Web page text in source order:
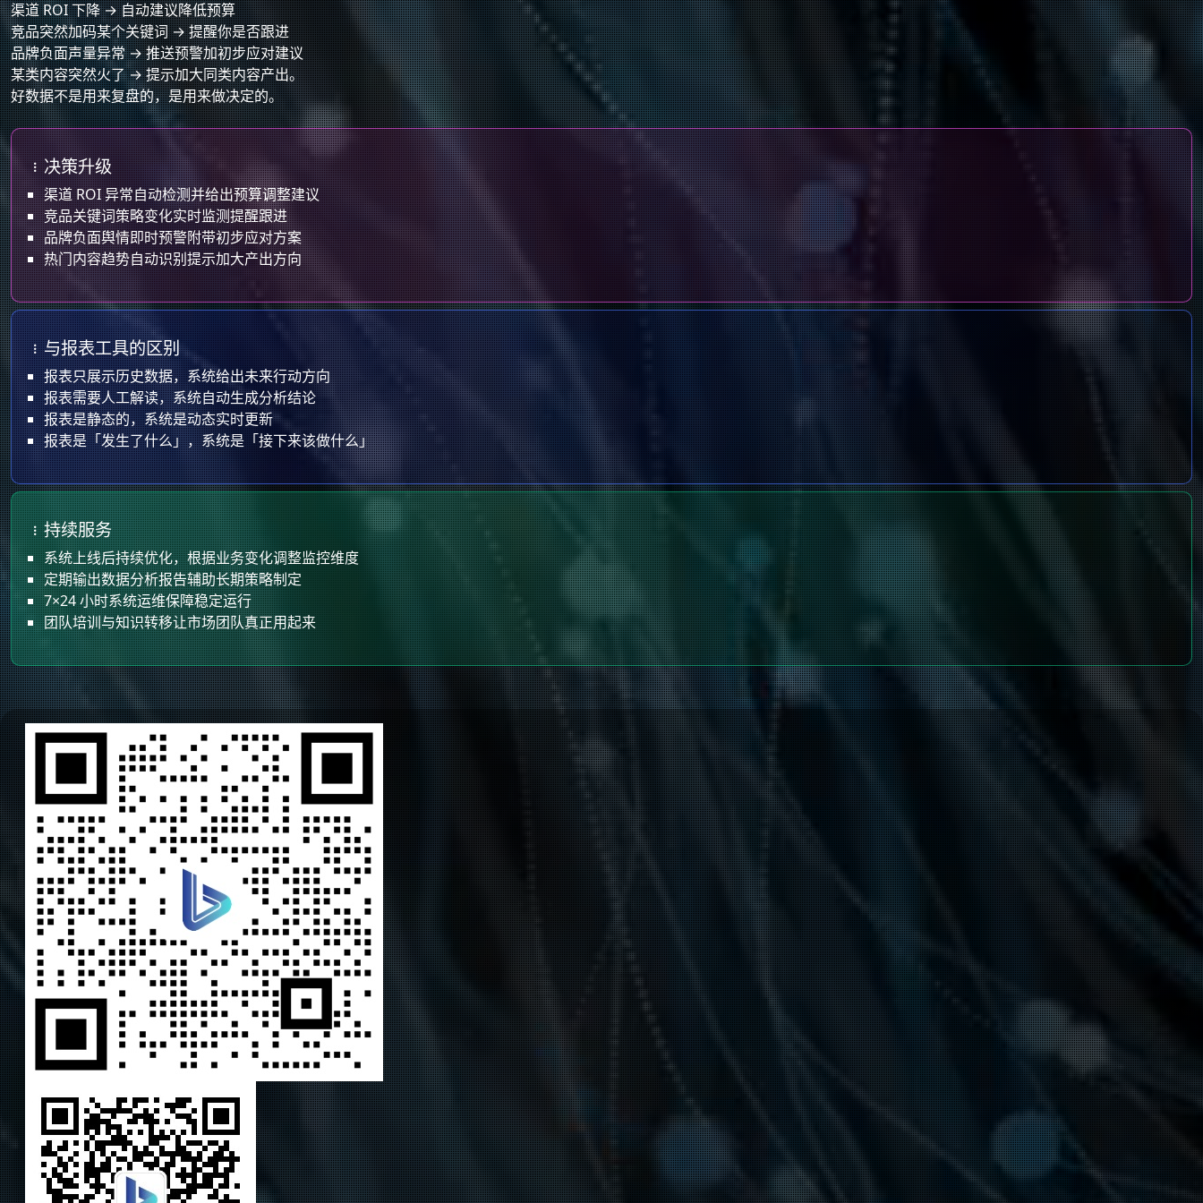
渠道 ROI 下降 → 自动建议降低预算
竞品突然加码某个关键词 → 提醒你是否跟进
品牌负面声量异常 → 推送预警加初步应对建议
某类内容突然火了 → 提示加大同类内容产出。
好数据不是用来复盘的，是用来做决定的。
决策引擎详情
决策升级
渠道 ROI 异常自动检测并给出预算调整建议
竞品关键词策略变化实时监测提醒跟进
品牌负面舆情即时预警附带初步应对方案
热门内容趋势自动识别提示加大产出方向
与报表工具的区别
报表只展示历史数据，系统给出未来行动方向
报表需要人工解读，系统自动生成分析结论
报表是静态的，系统是动态实时更新
报表是「发生了什么」，系统是「接下来该做什么」
持续服务
系统上线后持续优化，根据业务变化调整监控维度
定期输出数据分析报告辅助长期策略制定
7×24 小时系统运维保障稳定运行
团队培训与知识转移让市场团队真正用起来